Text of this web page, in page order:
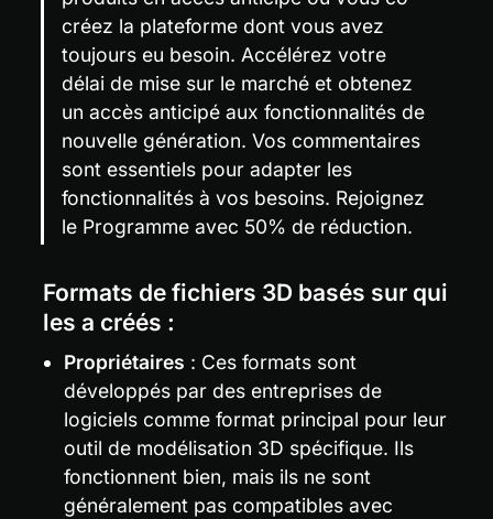
créez la plateforme dont vous avez
toujours eu besoin. Accélérez votre
délai de mise sur le marché et obtenez
un accès anticipé aux fonctionnalités de
nouvelle génération. Vos commentaires
sont essentiels pour adapter les
fonctionnalités à vos besoins. Rejoignez
le Programme avec 50% de réduction.
Formats de fichiers 3D basés sur qui
les a créés :
Propriétaires : Ces formats sont
développés par des entreprises de
logiciels comme format principal pour leur
outil de modélisation 3D spécifique. Ils
fonctionnent bien, mais ils ne sont
généralement pas compatibles avec